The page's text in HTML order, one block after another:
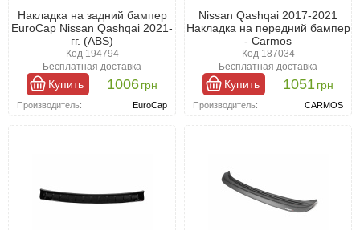
Накладка на задний бампер
EuroCap Nissan Qashqai 2021-
гг. (ABS)
Код 194794
Бесплатная доставка
Купить 1006грн
Производитель: EuroCap
Nissan Qashqai 2017-2021
Накладка на передний бампер
- Carmos
Код 187034
Бесплатная доставка
Купить 1051 грн
Производитель: CARMOS